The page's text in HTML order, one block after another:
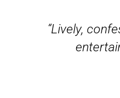
“Lively,